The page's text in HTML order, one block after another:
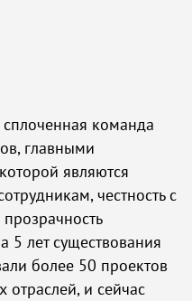
команда
главными
являются
честность с
5 лет существования
более 50 проектов
отраслей, и сейчас